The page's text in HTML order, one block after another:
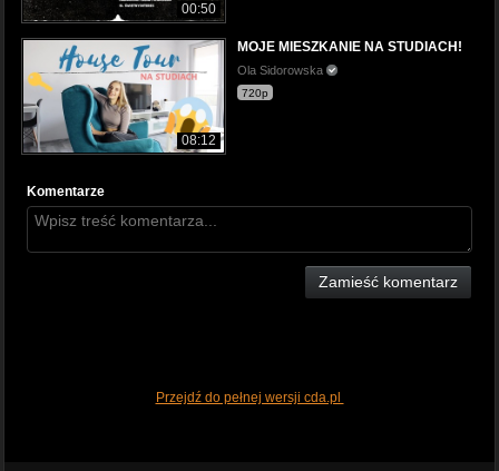
00:50
08:12
MOJE MIESZKANIE NA STUDIACH!
Ola Sidorowska
720p
Komentarze
Zamieść komentarz
Przejdź do pełnej wersji cda.pl